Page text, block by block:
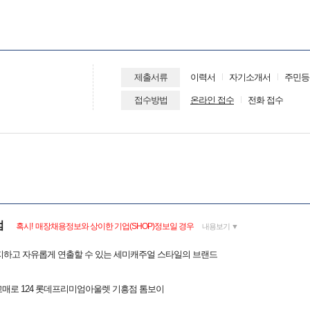
제출서류 이력서 자기소개서 주민
접수방법 온라인 접수 전화 접수
혹시! 매장채용정보와 상이한 기업(SHOP)정보일 경우 내용보기 ▼
고 자유롭게 연출할 수 있는 세미캐주얼 스타일의 브랜드
로 124 롯데프리미엄아울렛 기흥점 톰보이